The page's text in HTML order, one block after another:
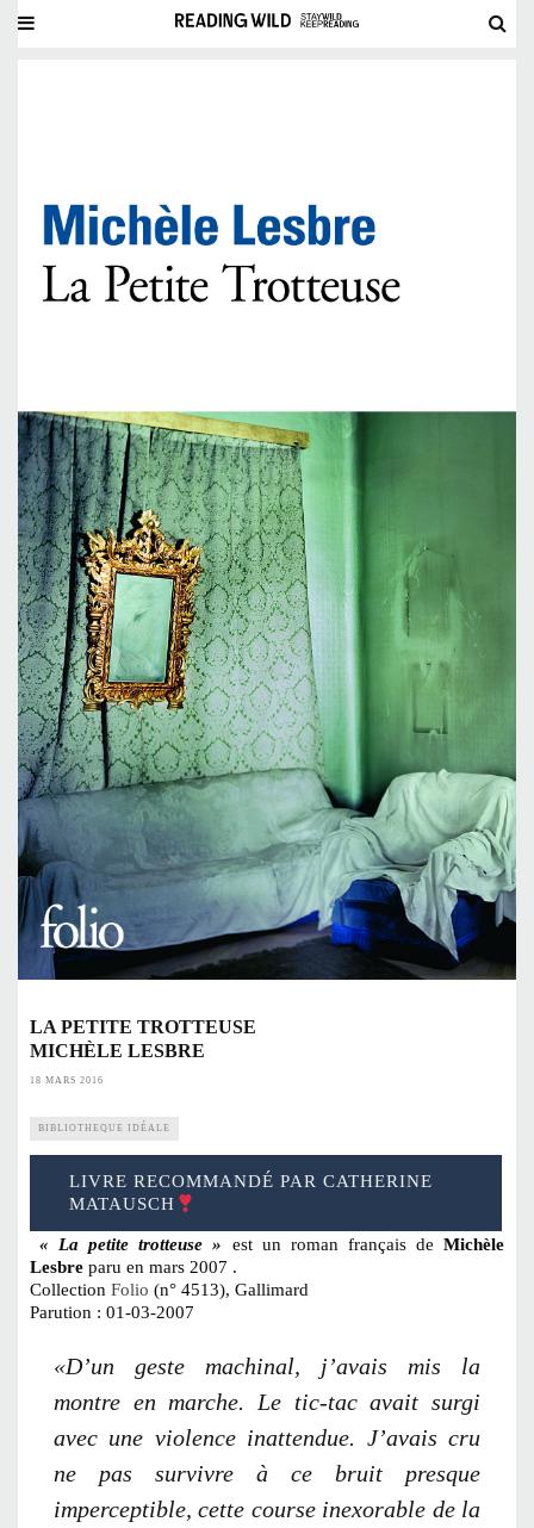
LA PETITE TROTTEUSE
MICHÈLE LESBRE
18 MARS 2016
BIBLIOTHEQUE IDÉALE
LIVRE RECOMMANDÉ PAR CATHERINE
MATAUSCH
« La petite trotteuse » est un roman français deMichèle
Lesbre paru en mars 2007 .
Collection Folio (n° 4513), Gallimard
Parution : 01-03-2007
«D’un geste machinal, j’avais mis la
montre en marche. Le tic-tac avait surgi
avec une violence inattendue. J’avais cru
ne pas survivre à ce bruit presque
imperceptible, cette course inexorable de la